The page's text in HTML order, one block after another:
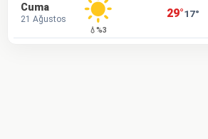
Cuma
21 Ağustos
💧%3
29°17°